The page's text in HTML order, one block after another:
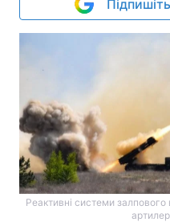
Реактивні системи